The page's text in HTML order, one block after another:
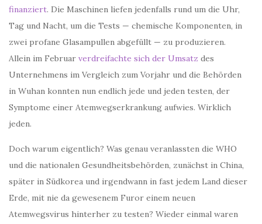
finanziert. Die Maschinen liefen jedenfalls rund um die Uhr,
Tag und Nacht, um die Tests — chemische Komponenten, in
zwei profane Glasampullen abgefüllt — zu produzieren.
Allein im Februar verdreifachte sich der Umsatz des
Unternehmens im Vergleich zum Vorjahr und die Behörden
in Wuhan konnten nun endlich jede und jeden testen, der
Symptome einer Atemwegserkrankung aufwies. Wirklich
jeden.
Doch warum eigentlich? Was genau veranlassten die WHO
und die nationalen Gesundheitsbehörden, zunächst in China,
später in Südkorea und irgendwann in fast jedem Land dieser
Erde, mit nie da gewesenem Furor einem neuen
Atemwegsvirus hinterher zu testen? Wieder einmal waren